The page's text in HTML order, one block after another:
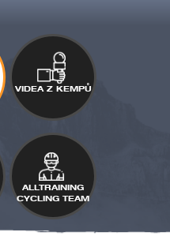
VIDEA Z KEMPŮ
ALLTRAINING
CYCLING TEAM